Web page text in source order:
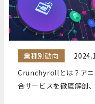
業種別動向
Crunchyrollとは？アニ
合サービスを徹底解剖